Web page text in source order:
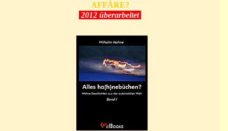
AFFÄRE?
2012 überarbeitet